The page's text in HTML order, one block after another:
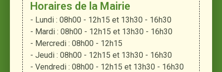
Horaires de la Mairie
- Lundi : 08h00 - 12h15 et 13h30 - 16h30
- Mardi : 08h00 - 12h15 et 13h30 - 16h30
- Mercredi : 08h00 - 12h15
- Jeudi : 08h00 - 12h15 et 13h30 - 16h30
- Vendredi : 08h00 - 12h15 et 13h30 - 16h30